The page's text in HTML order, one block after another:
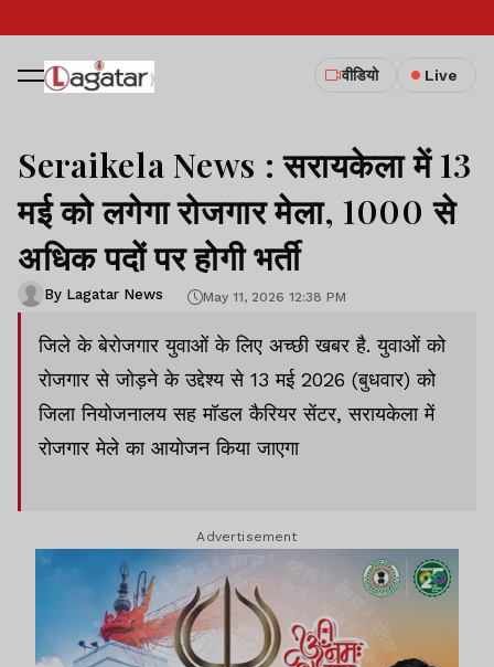
वीडियो Live
Seraikela News : सरायकेला में 13
मई को लगेगा रोजगार मेला, 1000 से
अधिक पदों पर होगी भर्ती
By Lagatar News May 11, 2026 12:38 PM
जिले के बेरोजगार युवाओं के लिए अच्छी खबर है. युवाओं को
रोजगार से जोड़ने के उद्देश्य से 13 मई 2026 (बुधवार) को
जिला नियोजनालय सह मॉडल कैरियर सेंटर, सरायकेला में
रोजगार मेले का आयोजन किया जाएगा
Advertisement